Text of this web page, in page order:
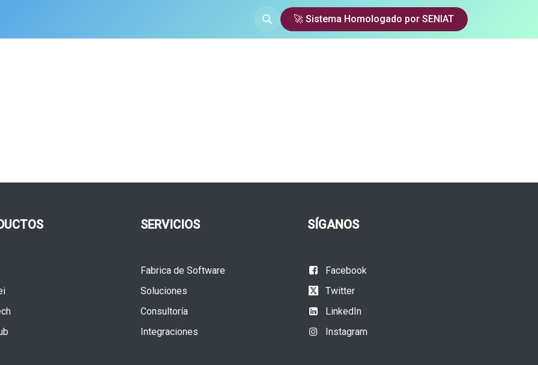
🚀 Sistema Homologado por SENIAT
SERVICIOS
Fabrica de Software
Soluciones
Consultoría
Integraciones
SÍGANOS
Facebook
Twitter
LinkedIn
Instagram